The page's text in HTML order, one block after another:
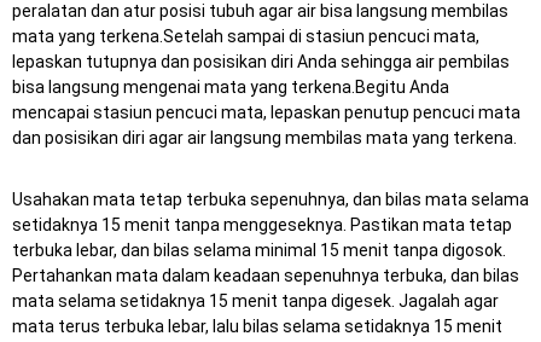
peralatan dan atur posisi tubuh agar air bisa langsung membilas
mata yang terkena.Setelah sampai di stasiun pencuci mata,
lepaskan tutupnya dan posisikan diri Anda sehingga air pembilas
bisa langsung mengenai mata yang terkena.Begitu Anda
mencapai stasiun pencuci mata, lepaskan penutup pencuci mata
dan posisikan diri agar air langsung membilas mata yang terkena.
Usahakan mata tetap terbuka sepenuhnya, dan bilas mata selama
setidaknya 15 menit tanpa menggeseknya. Pastikan mata tetap
terbuka lebar, dan bilas selama minimal 15 menit tanpa digosok.
Pertahankan mata dalam keadaan sepenuhnya terbuka, dan bilas
mata selama setidaknya 15 menit tanpa digesek. Jagalah agar
mata terus terbuka lebar, lalu bilas selama setidaknya 15 menit